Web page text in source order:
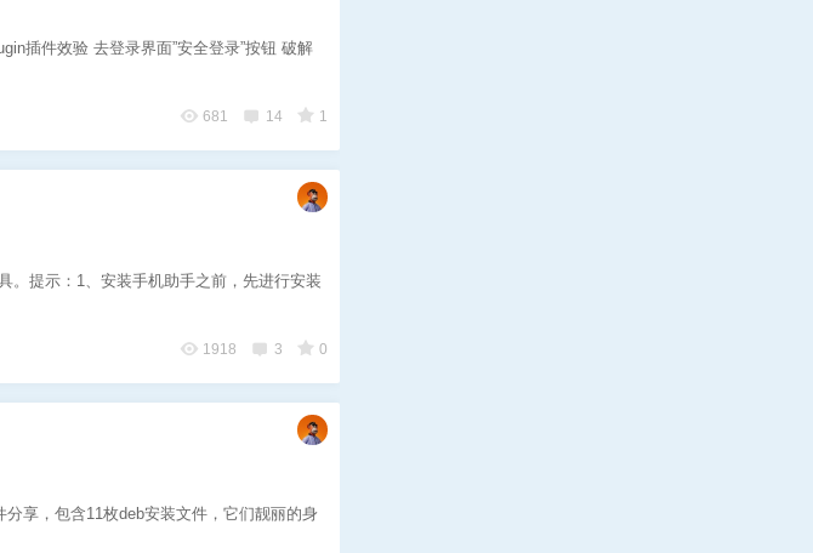
插件效验 去登录界面”安全登录”按钮 破解
681 14 1
。提示：1、安装手机助手之前，先进行安装
1918 3 0
享，包含11枚deb安装文件，它们靓丽的身